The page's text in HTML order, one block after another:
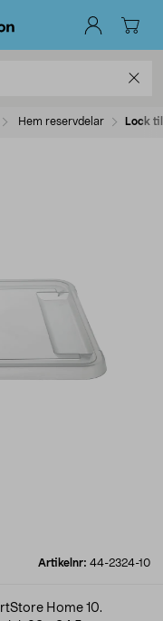
Hem reservdelar Lock
Artikelnr: 44-2324-10
Home 10.